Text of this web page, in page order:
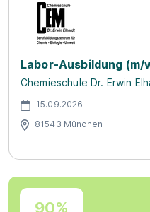
Labor-Ausbildung
Chemieschule Dr. Erwin
15.09.2026
81543 München
90%